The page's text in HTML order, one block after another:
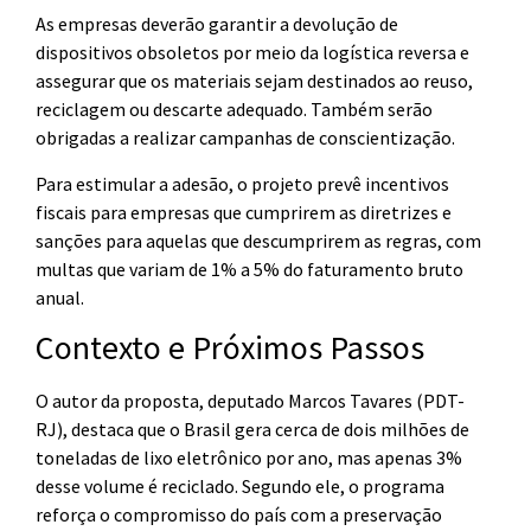
As empresas deverão garantir a devolução de
dispositivos obsoletos por meio da logística reversa e
assegurar que os materiais sejam destinados ao reuso,
reciclagem ou descarte adequado. Também serão
obrigadas a realizar campanhas de conscientização.
Para estimular a adesão, o projeto prevê incentivos
fiscais para empresas que cumprirem as diretrizes e
sanções para aquelas que descumprirem as regras, com
multas que variam de 1% a 5% do faturamento bruto
anual.
Contexto e Próximos Passos
O autor da proposta, deputado Marcos Tavares (PDT-
RJ), destaca que o Brasil gera cerca de dois milhões de
toneladas de lixo eletrônico por ano, mas apenas 3%
desse volume é reciclado. Segundo ele, o programa
reforça o compromisso do país com a preservação